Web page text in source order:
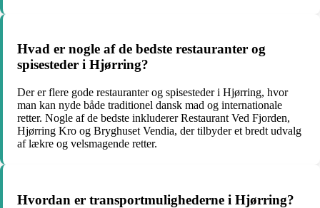
Hvad er nogle af de bedste restauranter og
spisesteder i Hjørring?
Der er flere gode restauranter og spisesteder i Hjørring, hvor
man kan nyde både traditionel dansk mad og internationale
retter. Nogle af de bedste inkluderer Restaurant Ved Fjorden,
Hjørring Kro og Bryghuset Vendia, der tilbyder et bredt udvalg
af lækre og velsmagende retter.
Hvordan er transportmulighederne i Hjørring?